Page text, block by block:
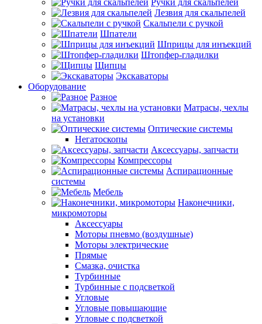
Ручки для скальпелей
Лезвия для скальпелей
Скальпели с ручкой
Шпатели
Шприцы для инъекций
Штопфер-гладилки
Щипцы
Экскаваторы
Оборудование
Разное
Матрасы, чехлы
на установки
Оптические системы
Негатоскопы
Аксессуары, запчасти
Компрессоры
Аспирационные
системы
Мебель
Наконечники,
микромоторы
Аксессуары
Моторы пневмо (воздушные)
Моторы электрические
Прямые
Смазка, очистка
Турбинные
Турбинные с подсветкой
Угловые
Угловые повышающие
Угловые с подсветкой